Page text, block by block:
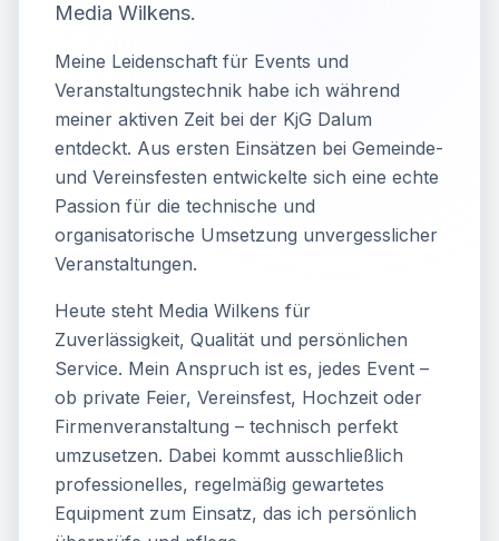
Media Wilkens.
Meine Leidenschaft für Events und
Veranstaltungstechnik habe ich während
meiner aktiven Zeit bei der KjG Dalum
entdeckt. Aus ersten Einsätzen bei Gemeinde-
und Vereinsfesten entwickelte sich eine echte
Passion für die technische und
organisatorische Umsetzung unvergesslicher
Veranstaltungen.
Heute steht Media Wilkens für
Zuverlässigkeit, Qualität und persönlichen
Service. Mein Anspruch ist es, jedes Event –
ob private Feier, Vereinsfest, Hochzeit oder
Firmenveranstaltung – technisch perfekt
umzusetzen. Dabei kommt ausschließlich
professionelles, regelmäßig gewartetes
Equipment zum Einsatz, das ich persönlich